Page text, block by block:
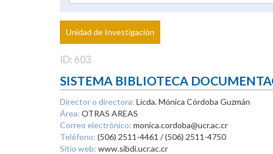
Proyecto
Investigador
Unidad de Investigación
ID: 603
SISTEMA BIBLIOTECA
Director o directora: Licda. Mónica Córdoba Guzmán
Área: OTRAS AREAS
Correo electrónico: monica.cordoba@ucr.ac.cr
Teléfono: (506) 2511-4461 / (506) 2511-4750
Sitio web: www.sibdi.ucr.ac.cr